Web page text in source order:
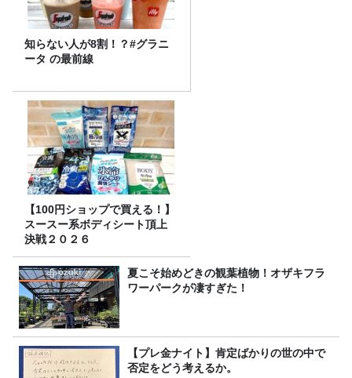
知らない人が8割！？#グラニ
ータ の最前線
【100円ショップで買える！】
スースー系ボディシート頂上
決戦２０２６
夏こそ始めどきの観葉植物！オザキフラ
ワーパークが凄すぎた！
【プレ金ナイト】肯定ばかりの世の中で
否定をどう考えるか。